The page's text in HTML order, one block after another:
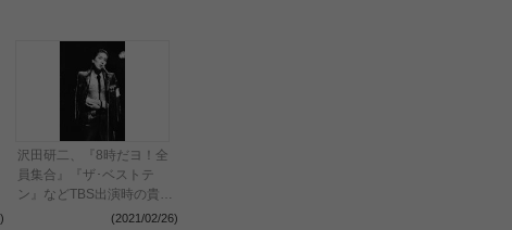
沢田研二、『8時だヨ！全
員集合』『ザ･ベストテ
ン』などTBS出演時の貴重
映像集発売 『日本レコー
(2021/02/26)